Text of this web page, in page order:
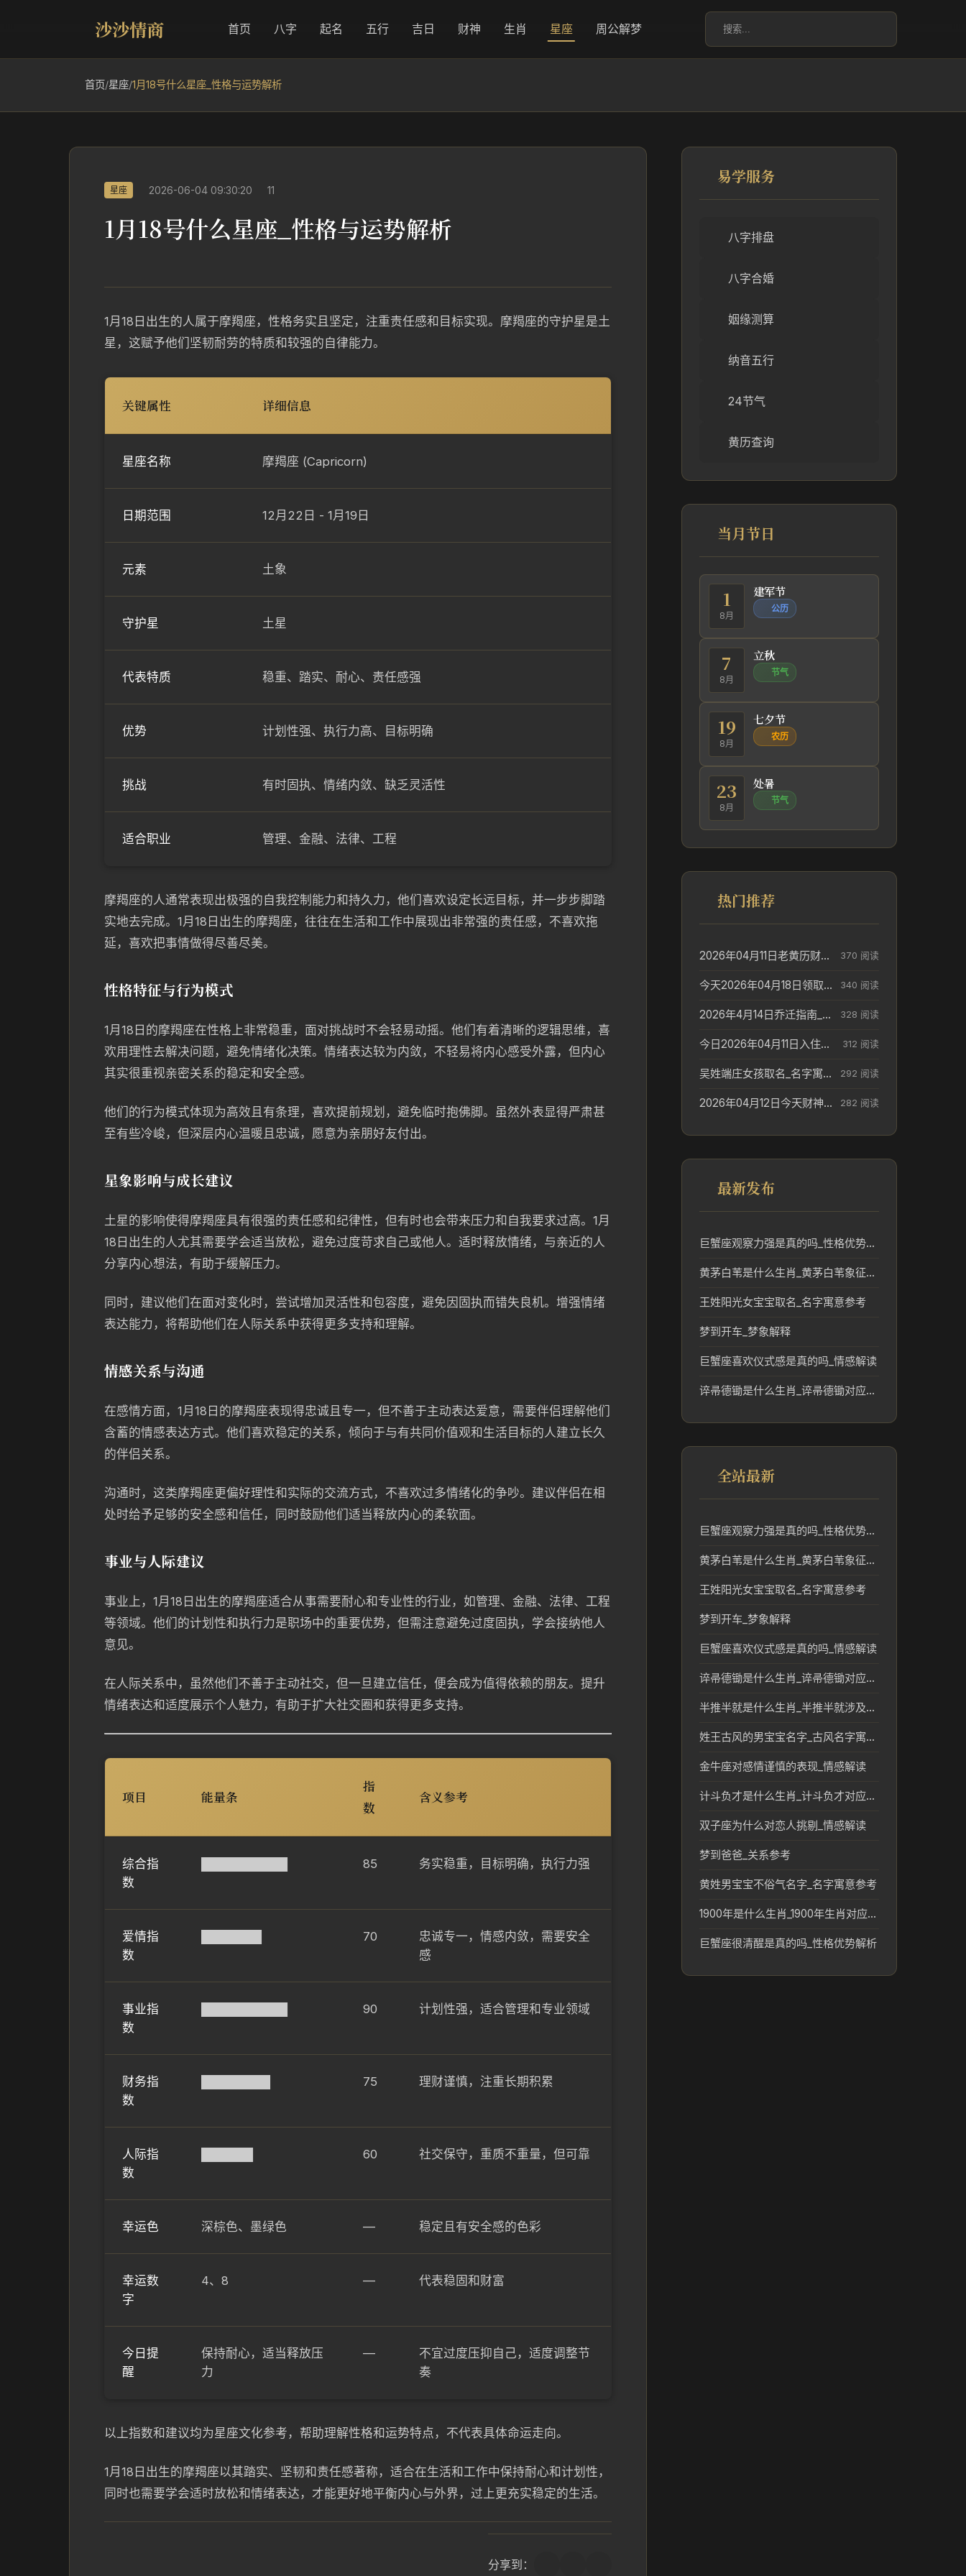
沙沙情商 首页 八字 起名 五行 吉日 财神 生肖 星座 周公解梦
首页/星座/1月18号什么星座_性格与运势解析
星座 2026-06-04 09:30:20 11
1月18号什么星座_性格与运势解析
1月18日出生的人属于摩羯座，性格务实且坚定，注重责任感和目标实现。摩羯座的守护星是土
星，这赋予他们坚韧耐劳的特质和较强的自律能力。
关键属性 详细信息
星座名称 摩羯座 (Capricorn)
日期范围 12月22日 - 1月19日
元素 土象
守护星 土星
代表特质 稳重、踏实、耐心、责任感强
优势 计划性强、执行力高、目标明确
挑战 有时固执、情绪内敛、缺乏灵活性
适合职业 管理、金融、法律、工程
摩羯座的人通常表现出极强的自我控制能力和持久力，他们喜欢设定长远目标，并一步步脚踏
实地去完成。1月18日出生的摩羯座，往往在生活和工作中展现出非常强的责任感，不喜欢拖
延，喜欢把事情做得尽善尽美。
性格特征与行为模式
1月18日的摩羯座在性格上非常稳重，面对挑战时不会轻易动摇。他们有着清晰的逻辑思维，喜
欢用理性去解决问题，避免情绪化决策。情绪表达较为内敛，不轻易将内心感受外露，但内心
其实很重视亲密关系的稳定和安全感。
他们的行为模式体现为高效且有条理，喜欢提前规划，避免临时抱佛脚。虽然外表显得严肃甚
至有些冷峻，但深层内心温暖且忠诚，愿意为亲朋好友付出。
星象影响与成长建议
土星的影响使得摩羯座具有很强的责任感和纪律性，但有时也会带来压力和自我要求过高。1月
18日出生的人尤其需要学会适当放松，避免过度苛求自己或他人。适时释放情绪，与亲近的人
分享内心想法，有助于缓解压力。
同时，建议他们在面对变化时，尝试增加灵活性和包容度，避免因固执而错失良机。增强情绪
表达能力，将帮助他们在人际关系中获得更多支持和理解。
情感关系与沟通
在感情方面，1月18日的摩羯座表现得忠诚且专一，但不善于主动表达爱意，需要伴侣理解他们
含蓄的情感表达方式。他们喜欢稳定的关系，倾向于与有共同价值观和生活目标的人建立长久
的伴侣关系。
沟通时，这类摩羯座更偏好理性和实际的交流方式，不喜欢过多情绪化的争吵。建议伴侣在相
处时给予足够的安全感和信任，同时鼓励他们适当释放内心的柔软面。
事业与人际建议
事业上，1月18日出生的摩羯座适合从事需要耐心和专业性的行业，如管理、金融、法律、工程
等领域。他们的计划性和执行力是职场中的重要优势，但需注意避免过度固执，学会接纳他人
意见。
在人际关系中，虽然他们不善于主动社交，但一旦建立信任，便会成为值得依赖的朋友。提升
情绪表达和适度展示个人魅力，有助于扩大社交圈和获得更多支持。
项目 能量条
指
数
含义参考
综合指
数
85 务实稳重，目标明确，执行力强
爱情指
数
70
忠诚专一，情感内敛，需要安全
感
事业指
数
90 计划性强，适合管理和专业领域
财务指
数
75 理财谨慎，注重长期积累
人际指
数
60 社交保守，重质不重量，但可靠
幸运色 深棕色、墨绿色 — 稳定且有安全感的色彩
幸运数
字
4、8 — 代表稳固和财富
今日提
醒
保持耐心，适当释放压
力
—
不宜过度压抑自己，适度调整节
奏
以上指数和建议均为星座文化参考，帮助理解性格和运势特点，不代表具体命运走向。
1月18日出生的摩羯座以其踏实、坚韧和责任感著称，适合在生活和工作中保持耐心和计划性，
同时也需要学会适时放松和情绪表达，才能更好地平衡内心与外界，过上更充实稳定的生活。
分享到：
易学服务
八字排盘
八字合婚
姻缘测算
纳音五行
24节气
黄历查询
当月节日
1
8月
建军节
公历
7
8月
立秋
节气
19
8月
七夕节
农历
23
8月
处暑
节气
热门推荐
2026年04月11日老黄历财神方位_财神方位与供奉讲究 370 阅读
今天2026年04月18日领取结婚证老黄历不适合吗_领证日期参考 340 阅读
2026年4月14日乔迁指南_搬家择日参考 328 阅读
今日2026年04月11日入住新居老黄历不适宜吗_搬家择日参考 312 阅读
吴姓端庄女孩取名_名字寓意参考 292 阅读
2026年04月12日今天财神在哪个吉位_财神方位参考 282 阅读
最新发布
巨蟹座观察力强是真的吗_性格优势解析
黄茅白苇是什么生肖_黄茅白苇象征的生肖文化解读
王姓阳光女宝宝取名_名字寓意参考
梦到开车_梦象解释
巨蟹座喜欢仪式感是真的吗_情感解读
谇帚德锄是什么生肖_谇帚德锄对应的生肖文化解读
全站最新
巨蟹座观察力强是真的吗_性格优势解析
黄茅白苇是什么生肖_黄茅白苇象征的生肖文化解读
王姓阳光女宝宝取名_名字寓意参考
梦到开车_梦象解释
巨蟹座喜欢仪式感是真的吗_情感解读
谇帚德锄是什么生肖_谇帚德锄对应的生肖文化解读
半推半就是什么生肖_半推半就涉及的生肖含义与文化解读
姓王古风的男宝宝名字_古风名字寓意解析
金牛座对感情谨慎的表现_情感解读
计斗负才是什么生肖_计斗负才对应的生肖及文化解读
双子座为什么对恋人挑剔_情感解读
梦到爸爸_关系参考
黄姓男宝宝不俗气名字_名字寓意参考
1900年是什么生肖_1900年生肖对应及传统文化解读
巨蟹座很清醒是真的吗_性格优势解析